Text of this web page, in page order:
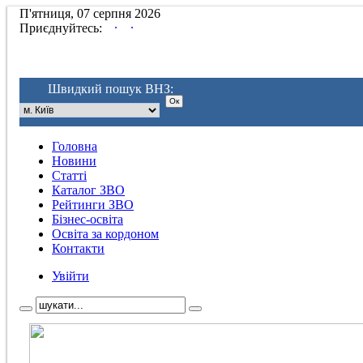
П'ятниця, 07 серпня 2026
Приєднуйтесь:
. .
Швидкий пошук ВНЗ:
Головна
Новини
Статті
Каталог ЗВО
Рейтинги ЗВО
Бізнес-освіта
Освіта за кордоном
Контакти
Увійти